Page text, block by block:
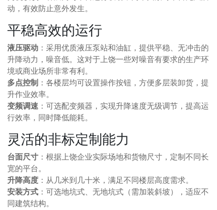
动，有效防止意外发生。
平稳高效的运行
液压驱动 ：采用优质液压泵站和油缸，提供平稳、无冲击的
升降动力，噪音低。这对于上饶一些对噪音有要求的生产环
境或商业场所非常有利。
多点控制 ：各楼层均可设置操作按钮，方便多层装卸货，提
升作业效率。
变频调速 ：可选配变频器，实现升降速度无级调节，提高运
行效率，同时降低能耗。
灵活的非标定制能力
台面尺寸 ：根据上饶企业实际场地和货物尺寸，定制不同长
宽的平台。
升降高度 ：从几米到几十米，满足不同楼层高度需求。
安装方式 ：可选地坑式、无地坑式（需加装斜坡），适应不
同建筑结构。